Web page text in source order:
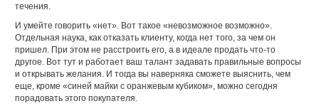
течения.
И умейте говорить «нет». Вот такое «невозможное возможно».
Отдельная наука, как отказать клиенту, когда нет того, за чем он
пришел. При этом не расстроить его, а в идеале продать что-то
другое. Вот тут и работает ваш талант задавать правильные вопросы
и открывать желания. И тогда вы наверняка сможете выяснить, чем
еще, кроме «синей майки с оранжевым кубиком», можно сегодня
порадовать этого покупателя.